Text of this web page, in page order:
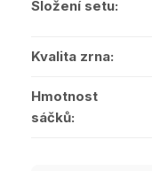
Složení setu:
Kvalita zrna:
Hmotnost
sáčků: